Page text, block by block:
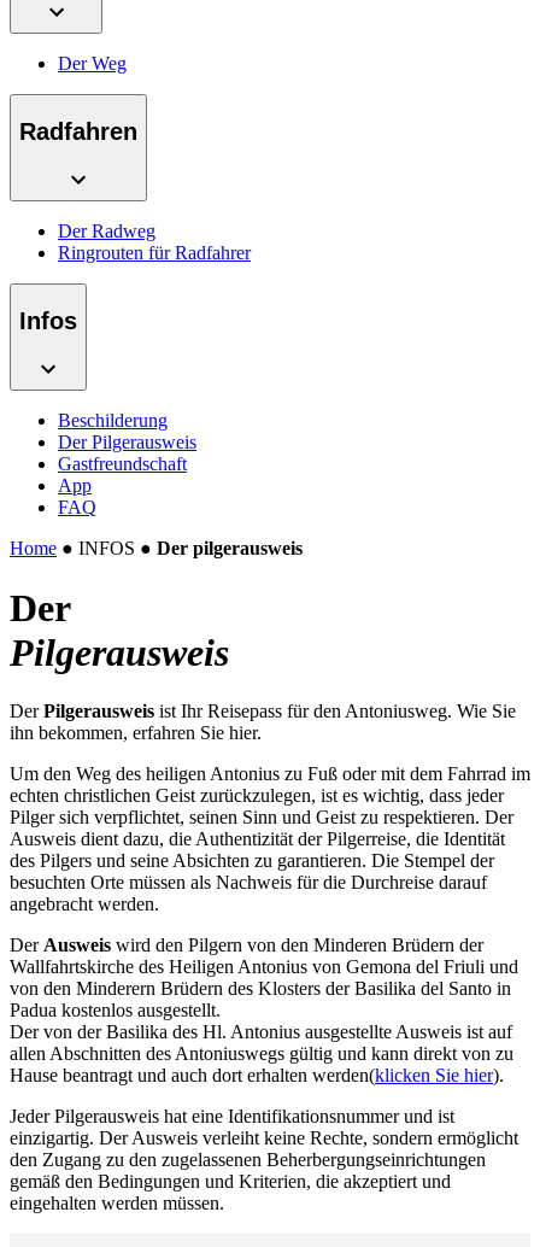
Der Weg
Radfahren
Der Radweg
Ringrouten für Radfahrer
Infos
Beschilderung
Der Pilgerausweis
Gastfreundschaft
App
FAQ
Home ● INFOS ● Der pilgerausweis
Der
Pilgerausweis
DerPilgerausweis ist Ihr Reisepass für den Antoniusweg. Wie Sie
ihn bekommen, erfahren Sie hier.
Um den Weg des heiligen Antonius zu Fuß oder mit dem Fahrrad im
echten christlichen Geist zurückzulegen, ist es wichtig, dass jeder
Pilger sich verpflichtet, seinen Sinn und Geist zu respektieren. Der
Ausweis dient dazu, die Authentizität der Pilgerreise, die Identität
des Pilgers und seine Absichten zu garantieren. Die Stempel der
besuchten Orte müssen als Nachweis für die Durchreise darauf
angebracht werden.
Der Ausweis wird den Pilgern von den Minderen Brüdern der
Wallfahrtskirche des Heiligen Antonius von Gemona del Friuli und
von den Minderern Brüdern des Klosters der Basilika del Santo in
Padua kostenlos ausgestellt.
Der von der Basilika des Hl. Antonius ausgestellte Ausweis ist auf
allen Abschnitten des Antoniuswegs gültig und kann direkt von zu
Hause beantragt und auch dort erhalten werden(klicken Sie hier).
Jeder Pilgerausweis hat eine Identifikationsnummer und ist
einzigartig. Der Ausweis verleiht keine Rechte, sondern ermöglicht
den Zugang zu den zugelassenen Beherbergungseinrichtungen
gemäß den Bedingungen und Kriterien, die akzeptiert und
eingehalten werden müssen.